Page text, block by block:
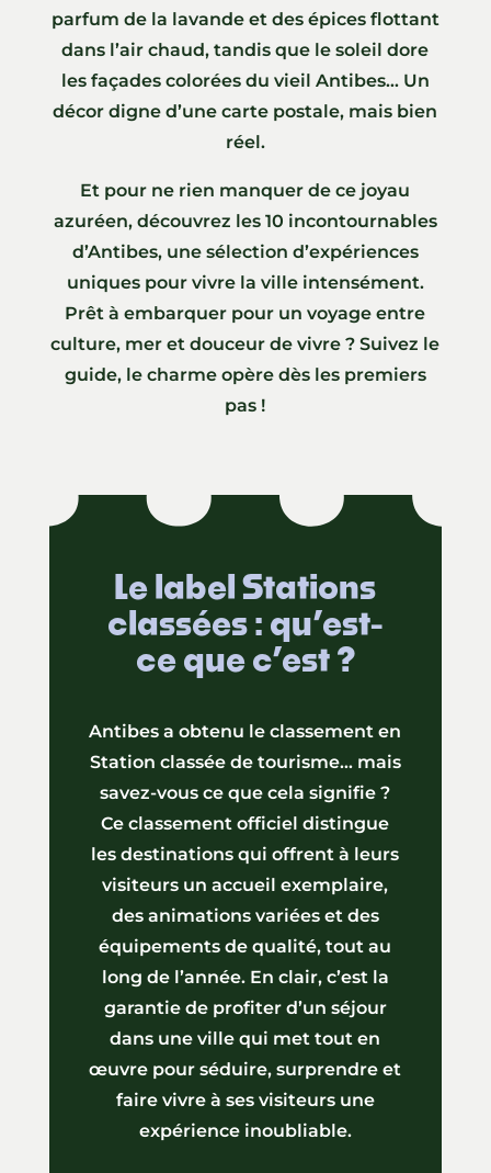
parfum de la lavande et des épices flottant
dans l’air chaud, tandis que le soleil dore
les façades colorées du vieil Antibes… Un
décor digne d’une carte postale, mais bien
réel.
Et pour ne rien manquer de ce joyau
azuréen, découvrez les 10 incontournables
d’Antibes, une sélection d’expériences
uniques pour vivre la ville intensément.
Prêt à embarquer pour un voyage entre
culture, mer et douceur de vivre ? Suivez le
guide, le charme opère dès les premiers
pas !
Le label Stations
classées : qu’est-
ce que c’est ?
Antibes a obtenu le classement en
Station classée de tourisme… mais
savez-vous ce que cela signifie ?
Ce classement officiel distingue
les destinations qui offrent à leurs
visiteurs un accueil exemplaire,
des animations variées et des
équipements de qualité, tout au
long de l’année. En clair, c’est la
garantie de profiter d’un séjour
dans une ville qui met tout en
œuvre pour séduire, surprendre et
faire vivre à ses visiteurs une
expérience inoubliable.